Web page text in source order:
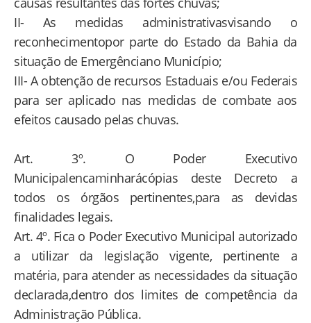
II- As medidas administrativasvisando o
reconhecimentopor parte do Estado da Bahia da
situação de Emergênciano Município;
III- A obtenção de recursos Estaduais e/ou Federais
para ser aplicado nas medidas de combate aos
efeitos causado pelas chuvas.
Art. 3º. O Poder Executivo
Municipalencaminharácópias deste Decreto a
todos os órgãos pertinentes,para as devidas
finalidades legais.
Art. 4º. Fica o Poder Executivo Municipal autorizado
a utilizar da legislação vigente, pertinente a
matéria, para atender as necessidades da situação
declarada,dentro dos limites de competência da
Administração Pública.